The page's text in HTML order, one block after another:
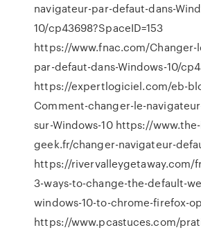
navigateur-par-defaut-dans-
10/cp43698?SpaceID=153
https://www.fnac.com/Changer-
par-defaut-dans-Windows-10/
https://expertlogiciel.com/eb-
Comment-changer-le-
sur-Windows-10 https://
geek.fr/changer-navigateur-
https://rivervalleygetaway.com/
3-ways-to-change-the-default-
windows-10-to-chrome-firefox-
https://www.pcastuces.com/